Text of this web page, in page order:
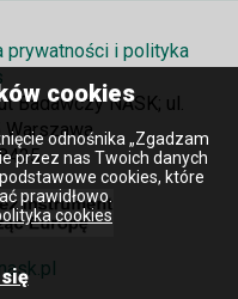
prywatności i polityka
Badawczy NASK; ul.
cookies
odnośnika „Zgadzam
przez nas Twoich danych
cookies, które
prawidłowo.
cookies